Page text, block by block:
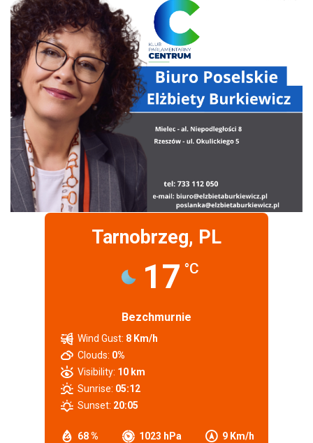
Tarnobrzeg, PL
17 °C
Bezchmurnie
68 % 1023 hPa 9 Km/h
Wind Gust: 8 Km/h
Clouds: 0%
Visibility: 10 km
Sunrise: 05:12
Sunset: 20:05